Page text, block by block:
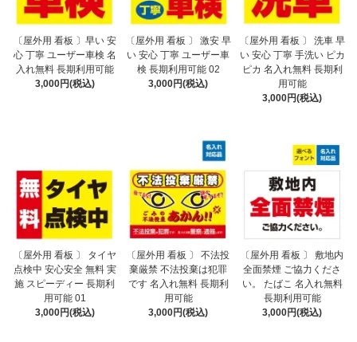
〔屋外用 看板 〕早い 安
心 丁寧 ユーザー車検 名
入れ無料 長期利用可能
3,000円(税込)
〔屋外用 看板 〕 激安 早
い 安心 丁寧 ユーザー車
検 長期利用可能 02
3,000円(税込)
〔屋外用 看板 〕 洗車 早
い 安心 丁寧 手洗い ピカ
ピカ 名入れ無料 長期利
用可能
3,000円(税込)
〔屋外用 看板 〕 タイヤ
点検中 安心安全 無料 実
施 スピーディー 長期利
用可能 01
3,000円(税込)
〔屋外用 看板 〕 不法投
棄厳禁 不法投棄は犯罪
です 名入れ無料 長期利
用可能
3,000円(税込)
〔屋外用 看板 〕 敷地内
全面禁煙 ご協力くださ
い。 たばこ 名入れ無料
長期利用可能
3,000円(税込)